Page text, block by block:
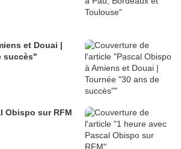
et Douai |
succès"
Obispo sur RFM